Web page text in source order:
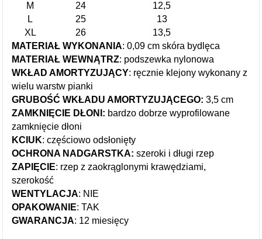
M
24
12,5
L
25
13
XL
26
13,5
MATERIAŁ WYKONANIA: 0,09 cm skóra bydlęca
MATERIAŁ WEWNĄTRZ: podszewka nylonowa
WKŁAD AMORTYZUJĄCY: ręcznie klejony wykonany z
wielu warstw pianki
GRUBOŚĆ WKŁADU AMORTYZUJĄCEGO:3,5 cm
ZAMKNIĘCIE DŁONI: bardzo dobrze wyprofilowane
zamknięcie dłoni
KCIUK: częściowo odsłonięty
OCHRONA NADGARSTKA: szeroki i długi rzep
ZAPIĘCIE: rzep z zaokrąglonymi krawędziami,
szerokość
WENTYLACJA: NIE
OPAKOWANIE: TAK
GWARANCJA: 12 miesięcy